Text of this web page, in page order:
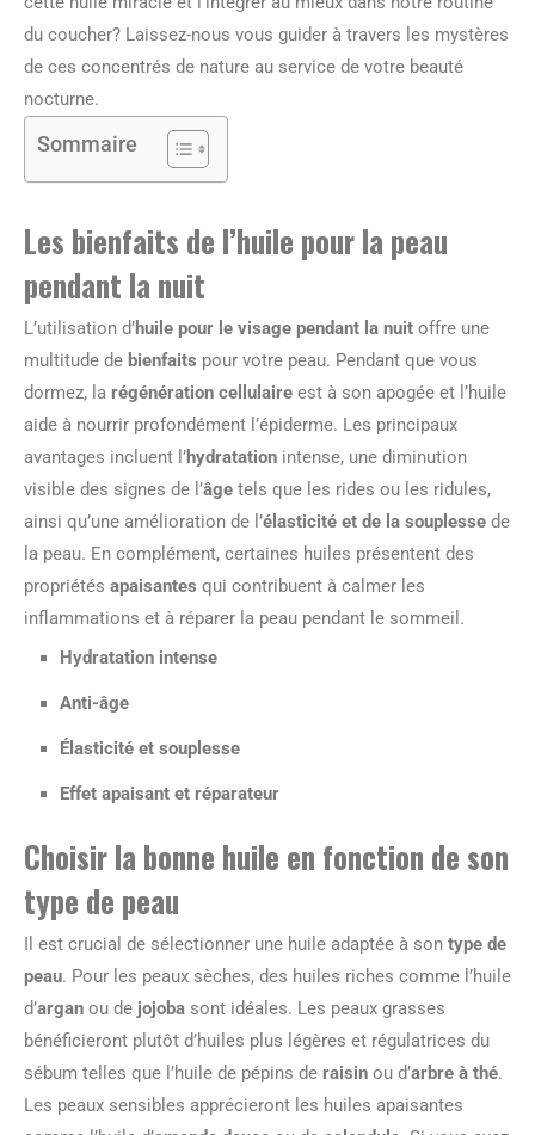
du coucher? Laissez-nous vous guider à travers les mystères
de ces concentrés de nature au service de votre beauté
nocturne.
Sommaire
Les bienfaits de l’huile pour la peau
pendant la nuit
L’utilisation d’huile pour le visage pendant la nuit offre une
multitude de bienfaits pour votre peau. Pendant que vous
dormez, la régénération cellulaire est à son apogée et l’huile
aide à nourrir profondément l’épiderme. Les principaux
avantages incluent l’hydratation intense, une diminution
visible des signes de l’âge tels que les rides ou les ridules,
ainsi qu’une amélioration de l’élasticité et de la souplesse de
la peau. En complément, certaines huiles présentent des
propriétés apaisantes qui contribuent à calmer les
inflammations et à réparer la peau pendant le sommeil.
Hydratation intense
Anti-âge
Élasticité et souplesse
Effet apaisant et réparateur
Choisir la bonne huile en fonction de son
type de peau
Il est crucial de sélectionner une huile adaptée à son type de
peau. Pour les peaux sèches, des huiles riches comme l’huile
d’argan ou de jojoba sont idéales. Les peaux grasses
bénéficieront plutôt d’huiles plus légères et régulatrices du
sébum telles que l’huile de pépins de raisin ou d’arbre à thé.
Les peaux sensibles apprécieront les huiles apaisantes